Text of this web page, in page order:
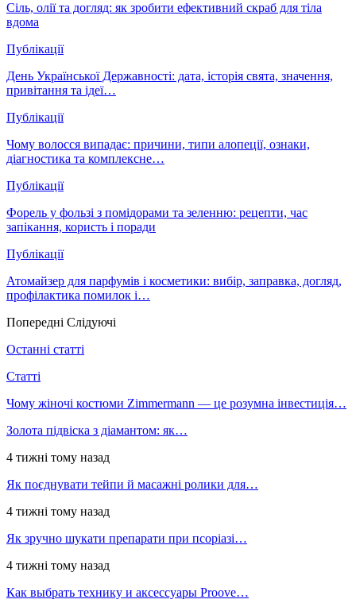
Сіль, олії та догляд: як зробити ефективний скраб для тіла
вдома
Публікації
День Української Державності: дата, історія свята, значення,
привітання та ідеї…
Публікації
Чому волосся випадає: причини, типи алопеції, ознаки,
діагностика та комплексне…
Публікації
Форель у фользі з помідорами та зеленню: рецепти, час
запікання, користь і поради
Публікації
Атомайзер для парфумів і косметики: вибір, заправка, догляд,
профілактика помилок і…
Попередні Слідуючі
Останні статті
Статті
Чому жіночі костюми Zimmermann — це розумна інвестиція…
Золота підвіска з діамантом: як…
4 тижні тому назад
Як поєднувати тейпи й масажні ролики для…
4 тижні тому назад
Як зручно шукати препарати при псоріазі…
4 тижні тому назад
Как выбрать технику и аксессуары Proove…